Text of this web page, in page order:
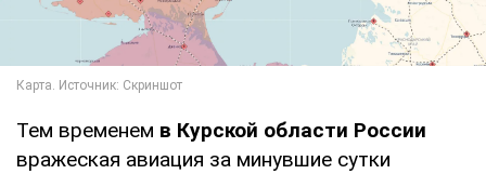
Тем временем в Курской области России
вражеская авиация за минувшие сутки